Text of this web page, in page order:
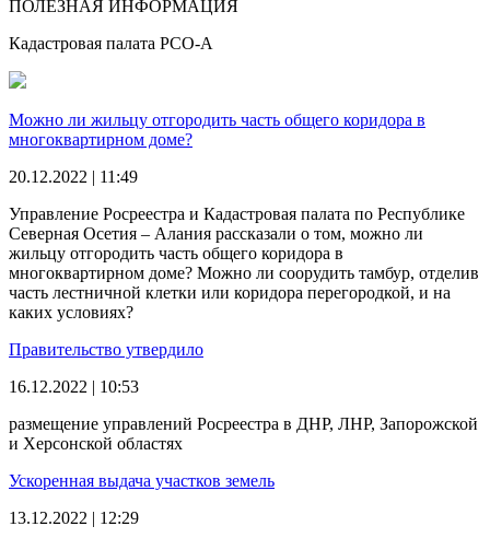
ПОЛЕЗНАЯ ИНФОРМАЦИЯ
Кадастровая палата РСО-А
Можно ли жильцу отгородить часть общего коридора в
многоквартирном доме?
20.12.2022 | 11:49
Управление Росреестра и Кадастровая палата по Республике
Северная Осетия – Алания рассказали о том, можно ли
жильцу отгородить часть общего коридора в
многоквартирном доме? Можно ли соорудить тамбур, отделив
часть лестничной клетки или коридора перегородкой, и на
каких условиях?
Правительство утвердило
16.12.2022 | 10:53
размещение управлений Росреестра в ДНР, ЛНР, Запорожской
и Херсонской областях
Ускоренная выдача участков земель
13.12.2022 | 12:29